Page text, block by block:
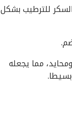
للترطيب بشكل
مما يجعله